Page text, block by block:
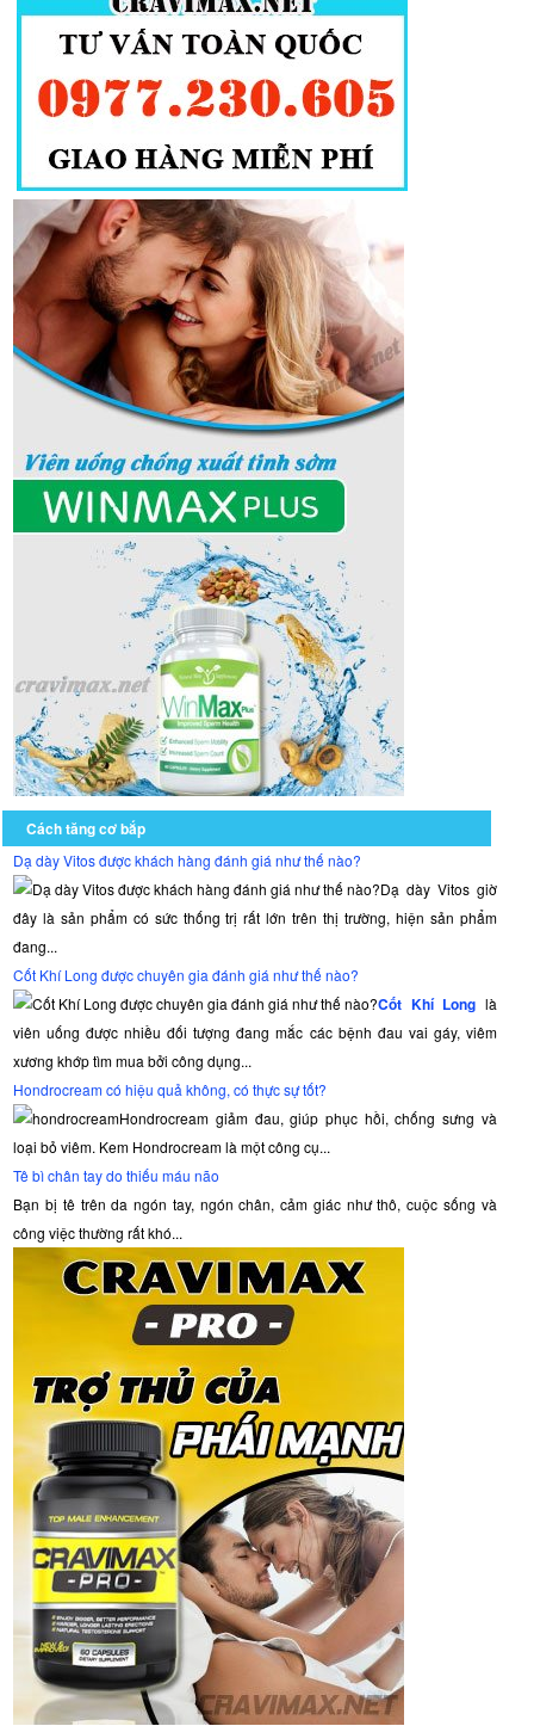
Cách tăng cơ bắp
Dạ dày Vitos được khách hàng đánh giá như thế nào?
Dạ dày Vitos giờ
đây là sản phẩm có sức thống trị rất lớn trên thị trường, hiện sản phẩm
đang...
Cốt Khí Long được chuyên gia đánh giá như thế nào?
Cốt Khí Long là
viên uống được nhiều đối tượng đang mắc các bệnh đau vai gáy, viêm
xương khớp tìm mua bởi công dụng...
Hondrocream có hiệu quả không, có thực sự tốt?
Hondrocream giảm đau, giúp phục hồi, chống sưng và
loại bỏ viêm. Kem Hondrocream là một công cụ...
Tê bì chân tay do thiếu máu não
Bạn bị tê trên da ngón tay, ngón chân, cảm giác như thô, cuộc sống và
công việc thường rất khó...